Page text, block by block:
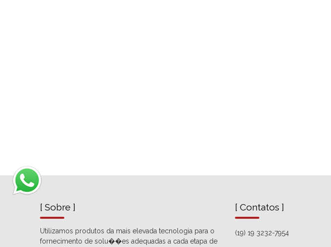
[ Sobre ]
Utilizamos produtos da mais elevada tecnologia para o
fornecimento de solu��es adequadas a cada etapa de
[ Contatos ]
(19) 19 3232-7954